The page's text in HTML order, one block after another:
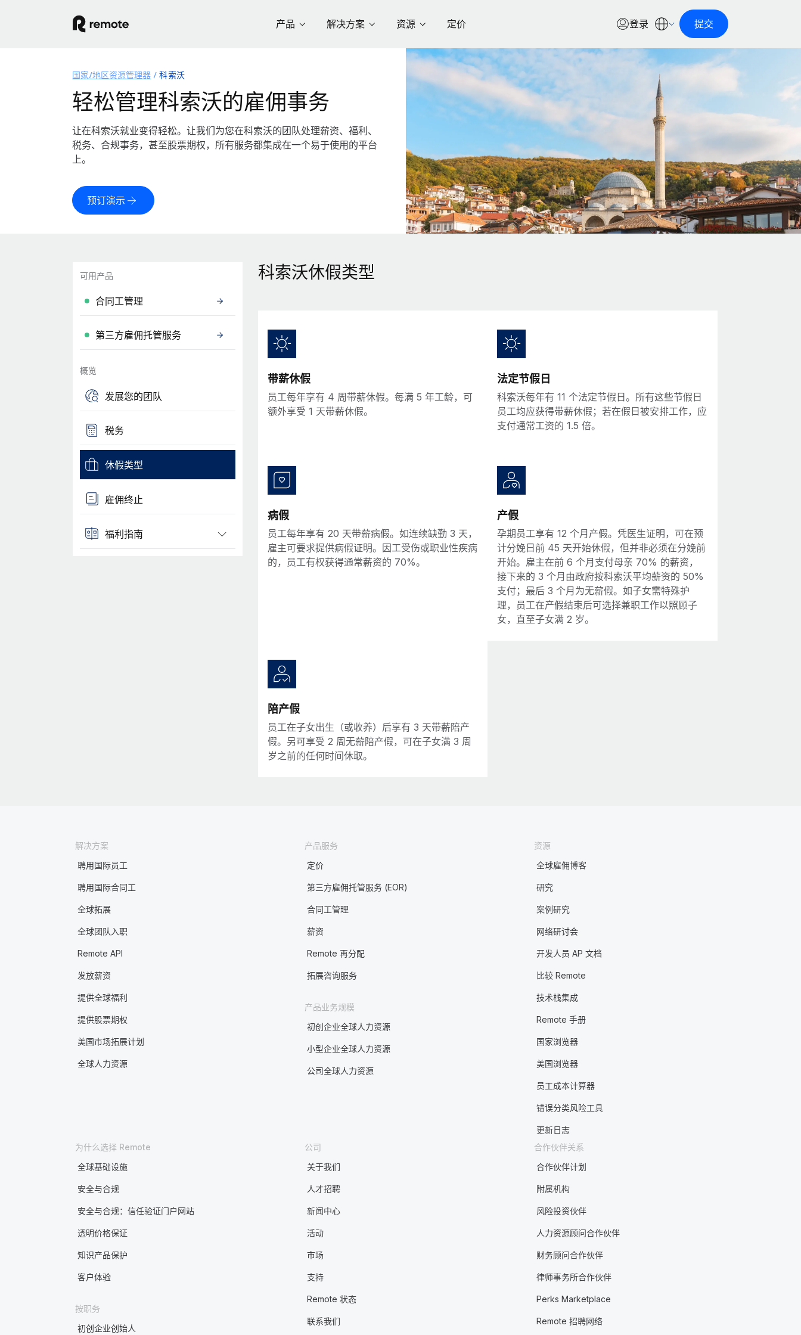
产品 解决方案 资源 定价 登录 提交
国家/地区资源管理器 科索沃
轻松管理科索沃的雇佣事务
让在科索沃就业变得轻松。让我们为您在科索沃的团队处理薪资、福利、
税务、合规事务，甚至股票期权，所有服务都集成在一个易于使用的平台
上。
预订演示
可用产品
合同工管理
第三方雇佣托管服务
概览
发展您的团队
税务
休假类型
雇佣终止
福利指南
科索沃休假类型
带薪休假
员工每年享有 4 周带薪休假。每满 5 年工龄，可
额外享受 1 天带薪休假。
法定节假日
科索沃每年有 11 个法定节假日。所有这些节假日
员工均应获得带薪休假；若在假日被安排工作，应
支付通常工资的 1.5 倍。
病假
员工每年享有 20 天带薪病假。如连续缺勤 3 天，
雇主可要求提供病假证明。因工受伤或职业性疾病
的，员工有权获得通常薪资的 70%。
产假
孕期员工享有 12 个月产假。凭医生证明，可在预
计分娩日前 45 天开始休假，但并非必须在分娩前
开始。雇主在前 6 个月支付母亲 70% 的薪资，
接下来的 3 个月由政府按科索沃平均薪资的 50%
支付；最后 3 个月为无薪假。如子女需特殊护
理，员工在产假结束后可选择兼职工作以照顾子
女，直至子女满 2 岁。
陪产假
员工在子女出生（或收养）后享有 3 天带薪陪产
假。另可享受 2 周无薪陪产假，可在子女满 3 周
岁之前的任何时间休取。
解决方案
聘用国际员工
聘用国际合同工
全球拓展
全球团队入职
Remote API
发放薪资
提供全球福利
提供股票期权
美国市场拓展计划
全球人力资源
产品服务
定价
第三方雇佣托管服务 (EOR)
合同工管理
薪资
Remote 再分配
拓展咨询服务
产品业务规模
初创企业全球人力资源
小型企业全球人力资源
公司全球人力资源
资源
全球雇佣博客
研究
案例研究
网络研讨会
开发人员 AP 文档
比较 Remote
技术栈集成
Remote 手册
国家浏览器
美国浏览器
员工成本计算器
错误分类风险工具
更新日志
为什么选择 Remote
全球基础设施
安全与合规
安全与合规：信任验证门户网站
透明价格保证
知识产品保护
客户体验
按职务
初创企业创始人
公司
关于我们
人才招聘
新闻中心
活动
市场
支持
Remote 状态
联系我们
合作伙伴关系
合作伙伴计划
附属机构
风险投资伙伴
人力资源顾问合作伙伴
财务顾问合作伙伴
律师事务所合作伙伴
Perks Marketplace
Remote 招聘网络